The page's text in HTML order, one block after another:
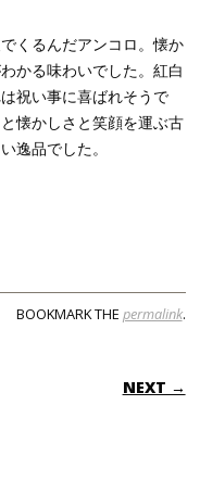
くるんだアンコロ。懐か
かる味わいでした。紅白
祝い事に喜ばれそうで
懐かしさと笑顔を運ぶ古
逸品でした。
BOOKMARK THE permalink.
NEXT →